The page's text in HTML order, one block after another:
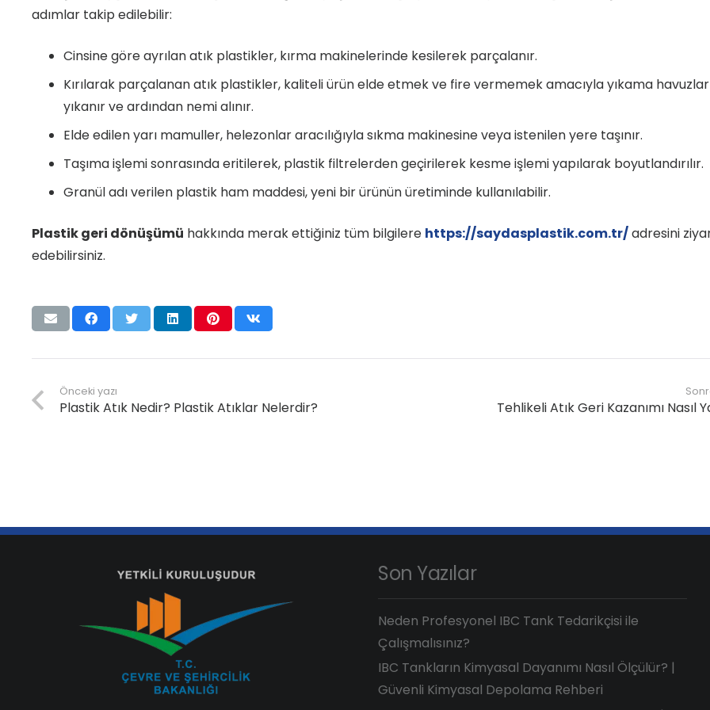
adımlar takip edilebilir:
Cinsine göre ayrılan atık plastikler, kırma makinelerinde kesilerek parçalanır.
Kırılarak parçalanan atık plastikler, kaliteli ürün elde etmek ve fire vermemek amacıyla yıkama
yıkanır ve ardından nemi alınır.
Elde edilen yarı mamuller, helezonlar aracılığıyla sıkma makinesine veya istenilen yere taşınır.
Taşıma işlemi sonrasında eritilerek, plastik filtrelerden geçirilerek kesme işlemi yapılarak boyutlandırılır.
Granül adı verilen plastik ham maddesi, yeni bir ürünün üretiminde kullanılabilir.
Plastik geri dönüşümü hakkında merak ettiğiniz tüm bilgilere https://saydasplastik.com.tr/adresini
edebilirsiniz.
Önceki yazı
Plastik Atık Nedir? Plastik Atıklar Nelerdir? Tehlikeli Atık Geri Kazanımı Nasıl
Son Yazılar
Neden Profesyonel IBC Tank Tedarikçisi ile
Çalışmalısınız?
IBC Tankların Kimyasal Dayanımı Nasıl Ölçülür? |
Güvenli Kimyasal Depolama Rehberi